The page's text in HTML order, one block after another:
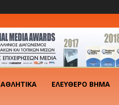
ΑΘΛΗΤΙΚΆ ΕΛΕΎΘΕΡΟ ΒΉΜΑ